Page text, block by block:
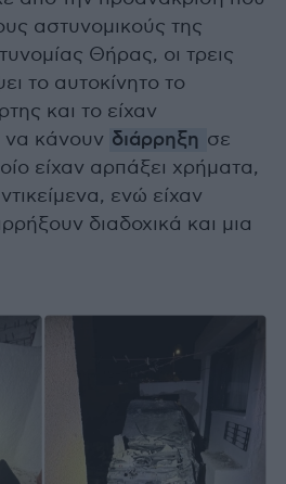
αστυνομικούς της
Θήρας, οι τρεις
το αυτοκίνητο το
και το είχαν
να κάνουν διάρρηξη σε
είχαν αρπάξει χρήματα,
ενώ είχαν
διαδοχικά και μια